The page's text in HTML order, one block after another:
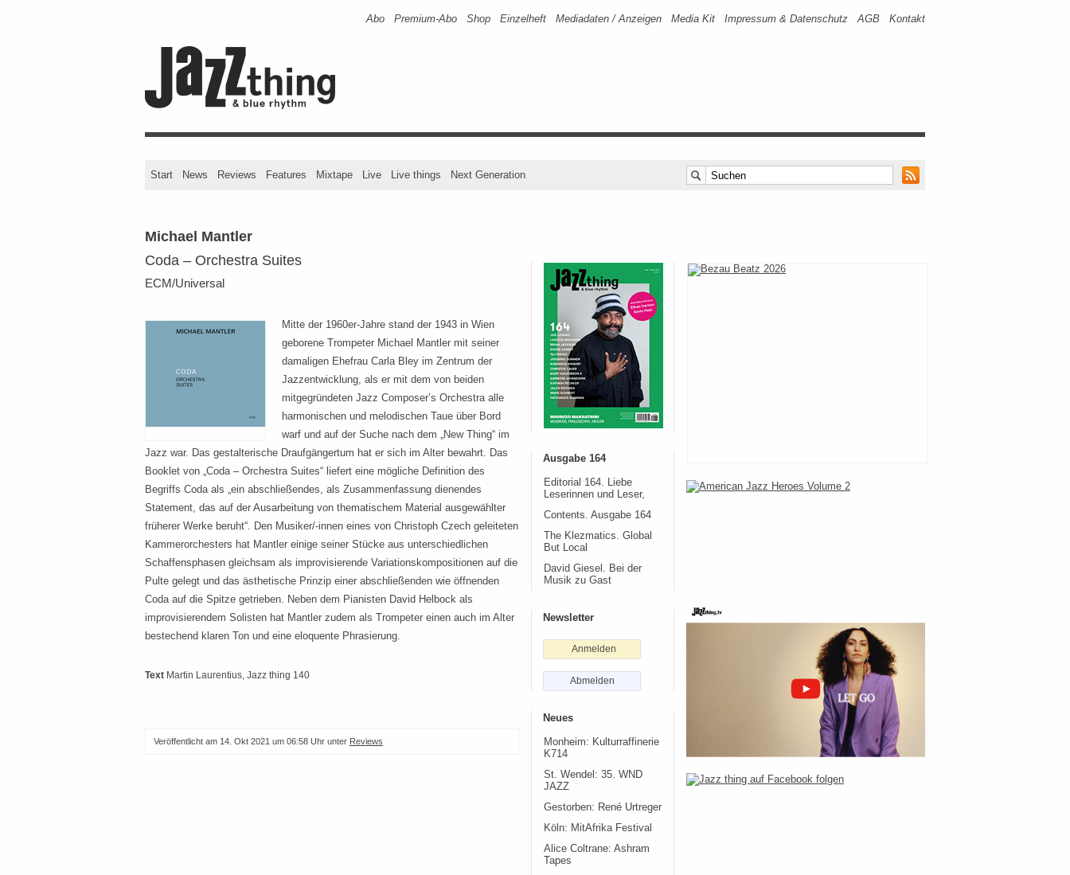
Abo Premium-Abo Shop Einzelheft Mediadaten / Anzeigen Media Kit Impressum & Datenschutz AGB Kontakt
Start News Reviews Features Mixtape Live Live things Next Generation
Michael Mantler
Coda – Orchestra Suites
ECM/Universal
Mitte der 1960er-Jahre stand der 1943 in Wien
geborene Trompeter Michael Mantler mit seiner
damaligen Ehefrau Carla Bley im Zentrum der
Jazzentwicklung, als er mit dem von beiden
mitgegründeten Jazz Composer’s Orchestra alle
harmonischen und melodischen Taue über Bord
warf und auf der Suche nach dem „New Thing“ im
Jazz war. Das gestalterische Draufgängertum hat er sich im Alter bewahrt. Das
Booklet von „Coda – Orchestra Suites“ liefert eine mögliche Definition des
Begriffs Coda als „ein abschließendes, als Zusammenfassung dienendes
Statement, das auf der Ausarbeitung von thematischem Material ausgewählter
früherer Werke beruht“. Den Musiker/-innen eines von Christoph Czech geleiteten
Kammerorchesters hat Mantler einige seiner Stücke aus unterschiedlichen
Schaffensphasen gleichsam als improvisierende Variationskompositionen auf die
Pulte gelegt und das ästhetische Prinzip einer abschließenden wie öffnenden
Coda auf die Spitze getrieben. Neben dem Pianisten David Helbock als
improvisierendem Solisten hat Mantler zudem als Trompeter einen auch im Alter
bestechend klaren Ton und eine eloquente Phrasierung.
Text Martin Laurentius, Jazz thing 140
Veröffentlicht am 14. Okt 2021 um 06:58 Uhr unter Reviews
Ausgabe 164
Editorial 164. Liebe
Leserinnen und Leser,
Contents. Ausgabe 164
The Klezmatics. Global
But Local
David Giesel. Bei der
Musik zu Gast
Newsletter
Anmelden
Abmelden
Neues
Monheim: Kulturraffinerie
K714
St. Wendel: 35. WND
JAZZ
Gestorben: René Urtreger
Köln: MitAfrika Festival
Alice Coltrane: Ashram
Tapes